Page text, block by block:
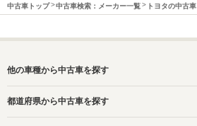
中古車トップ 中古車検索：メーカー一覧 トヨタの中古車
他の車種から中古車を探す
都道府県から中古車を探す